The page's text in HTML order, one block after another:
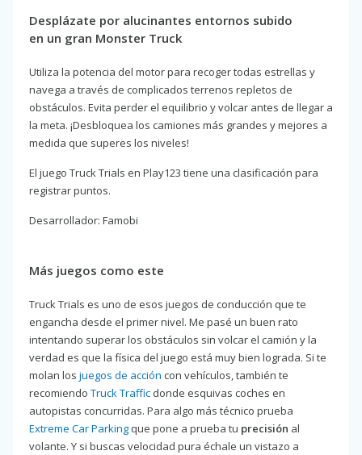
Desplázate por alucinantes entornos subido
en un gran Monster Truck
Utiliza la potencia del motor para recoger todas estrellas y
navega a través de complicados terrenos repletos de
obstáculos. Evita perder el equilibrio y volcar antes de llegar a
la meta. ¡Desbloquea los camiones más grandes y mejores a
medida que superes los niveles!
El juego Truck Trials en Play123 tiene una clasificación para
registrar puntos.
Desarrollador: Famobi
Más juegos como este
Truck Trials es uno de esos juegos de conducción que te
engancha desde el primer nivel. Me pasé un buen rato
intentando superar los obstáculos sin volcar el camión y la
verdad es que la física del juego está muy bien lograda. Si te
molan los juegos de acción con vehículos, también te
recomiendo Truck Traffic donde esquivas coches en
autopistas concurridas. Para algo más técnico prueba
Extreme Car Parking que pone a prueba tu precisión al
volante. Y si buscas velocidad pura échale un vistazo a